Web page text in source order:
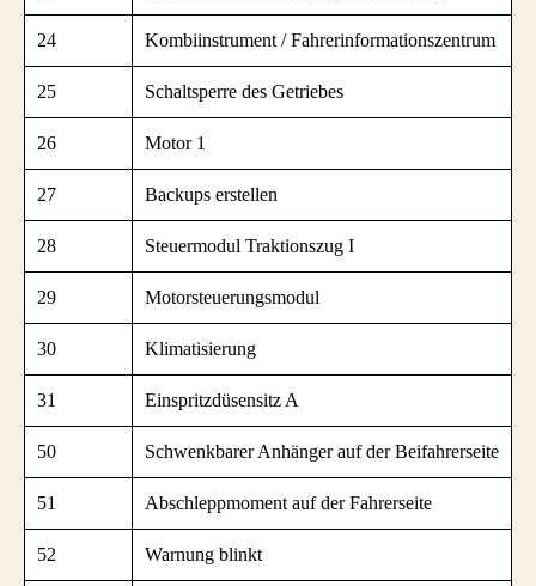
24 Kombiinstrument / Fahrerinformationszentrum
25 Schaltsperre des Getriebes
26 Motor 1
27 Backups erstellen
28 Steuermodul Traktionszug I
29 Motorsteuerungsmodul
30 Klimatisierung
31 Einspritzdüsensitz A
50 Schwenkbarer Anhänger auf der Beifahrerseite
51 Abschleppmoment auf der Fahrerseite
52 Warnung blinkt